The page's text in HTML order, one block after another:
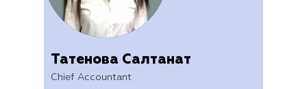
Chief Accountant
Татенова Салтанат